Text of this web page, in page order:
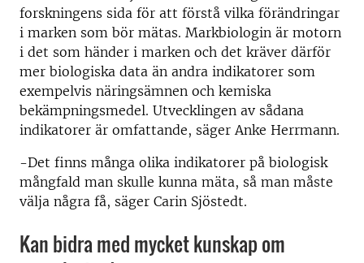
forskningens sida för att förstå vilka förändringar
i marken som bör mätas. Markbiologin är motorn
i det som händer i marken och det kräver därför
mer biologiska data än andra indikatorer som
exempelvis näringsämnen och kemiska
bekämpningsmedel. Utvecklingen av sådana
indikatorer är omfattande, säger Anke Herrmann.
-Det finns många olika indikatorer på biologisk
mångfald man skulle kunna mäta, så man måste
välja några få, säger Carin Sjöstedt.
Kan bidra med mycket kunskap om